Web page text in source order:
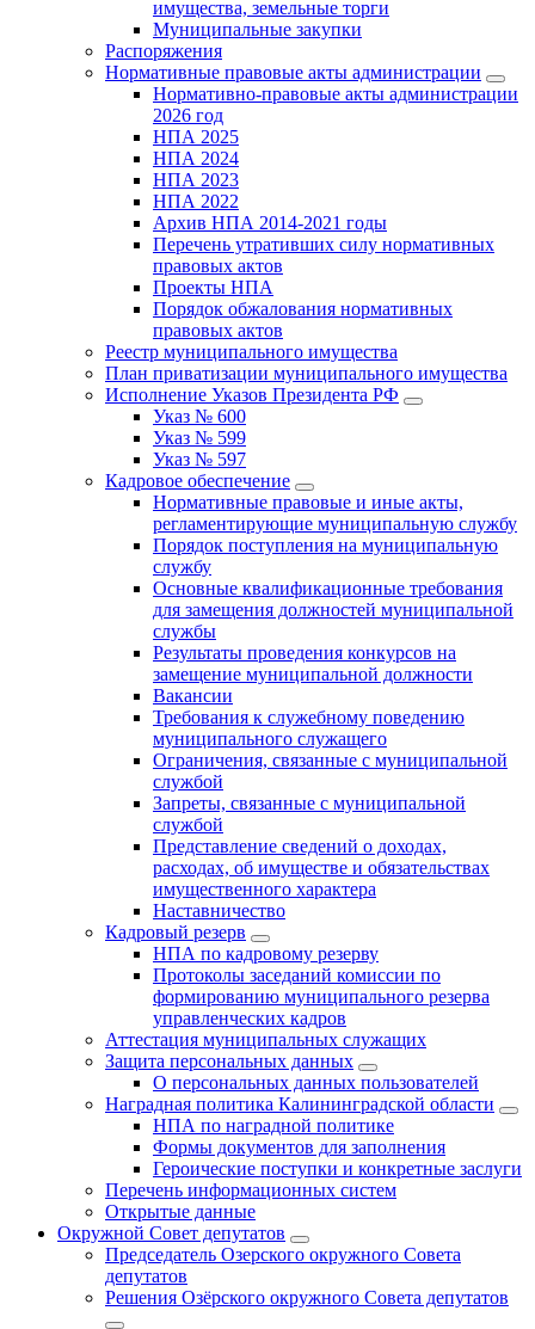
имущества, земельные торги
Муниципальные закупки
Распоряжения
Нормативные правовые акты администрации
Нормативно-правовые акты администрации
2026 год
НПА 2025
НПА 2024
НПА 2023
НПА 2022
Архив НПА 2014-2021 годы
Перечень утративших силу нормативных
правовых актов
Проекты НПА
Порядок обжалования нормативных
правовых актов
Реестр муниципального имущества
План приватизации муниципального имущества
Исполнение Указов Президента РФ
Указ № 600
Указ № 599
Указ № 597
Кадровое обеспечение
Нормативные правовые и иные акты,
регламентирующие муниципальную службу
Порядок поступления на муниципальную
службу
Основные квалификационные требования
для замещения должностей муниципальной
службы
Результаты проведения конкурсов на
замещение муниципальной должности
Вакансии
Требования к служебному поведению
муниципального служащего
Ограничения, связанные с муниципальной
службой
Запреты, связанные с муниципальной
службой
Представление сведений о доходах,
расходах, об имуществе и обязательствах
имущественного характера
Наставничество
Кадровый резерв
НПА по кадровому резерву
Протоколы заседаний комиссии по
формированию муниципального резерва
управленческих кадров
Аттестация муниципальных служащих
Защита персональных данных
О персональных данных пользователей
Наградная политика Калининградской области
НПА по наградной политике
Формы документов для заполнения
Героические поступки и конкретные заслуги
Перечень информационных систем
Открытые данные
Окружной Совет депутатов
Председатель Озерского окружного Совета
депутатов
Решения Озёрского окружного Совета депутатов